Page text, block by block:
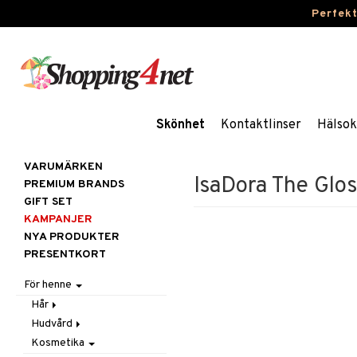
Skönhet Kontaktlinser
IsaDora The
VARUMÄRKEN
PREMIUM BRANDS
GIFT SET
KAMPANJER
NYA PRODUKTER
PRESENTKORT
För henne
Hår
Accessoarer
Balsam
Hudvård
Ansiktscremer
Kosmetika